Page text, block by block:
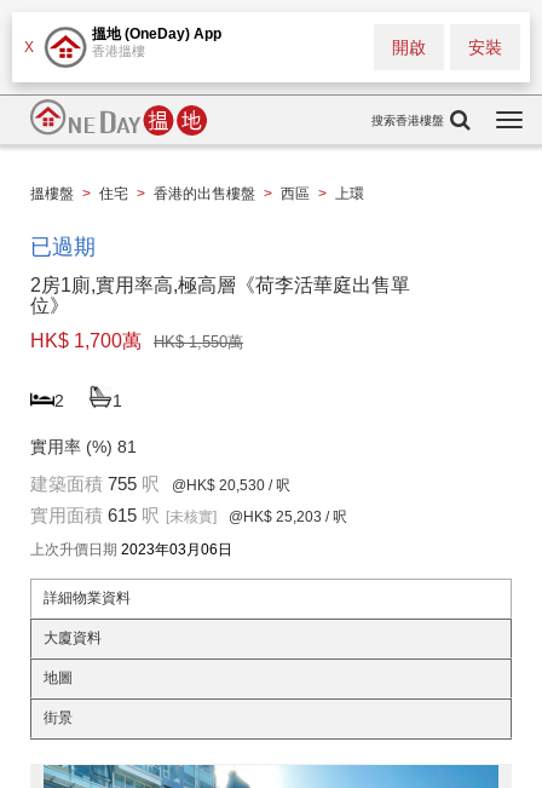
X
搵地 (OneDay) App
香港搵樓 安裝
開啟
搜索香港樓盤
搵樓盤 > 住宅 > 香港的出售樓盤 > 西區 > 上環
已過期
2房1廁,實用率高,極高層《荷李活華庭出售單
位》
HK$ 1,700萬
HK$ 1,550萬
2 1
實用率 (%) 81
建築面積 755 呎 @HK$ 20,530 / 呎
實用面積 615 呎 [未核實] @HK$ 25,203 / 呎
上次升價日期 2023年03月06日
詳細物業資料
大廈資料
地圖
街景